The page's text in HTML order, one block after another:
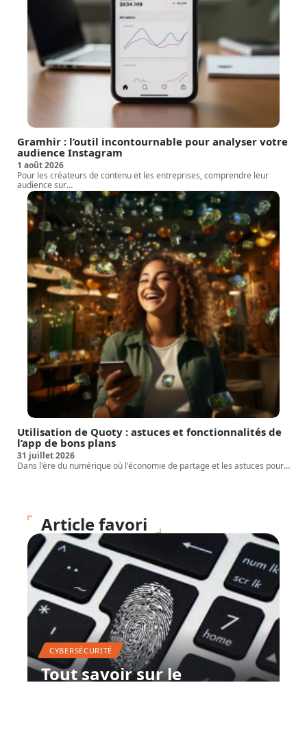
Gramhir : l’outil incontournable pour analyser votre
audience Instagram
1 août 2026
Pour les créateurs de contenu et les entreprises, comprendre leur
audience sur…
Utilisation de Quoty : astuces et fonctionnalités de
l’app de bons plans
31 juillet 2026
Dans l'ère du numérique où l'économie de partage et les astuces pour…
Article favori
CYBERSÉCURITÉ
Tout savoir sur le